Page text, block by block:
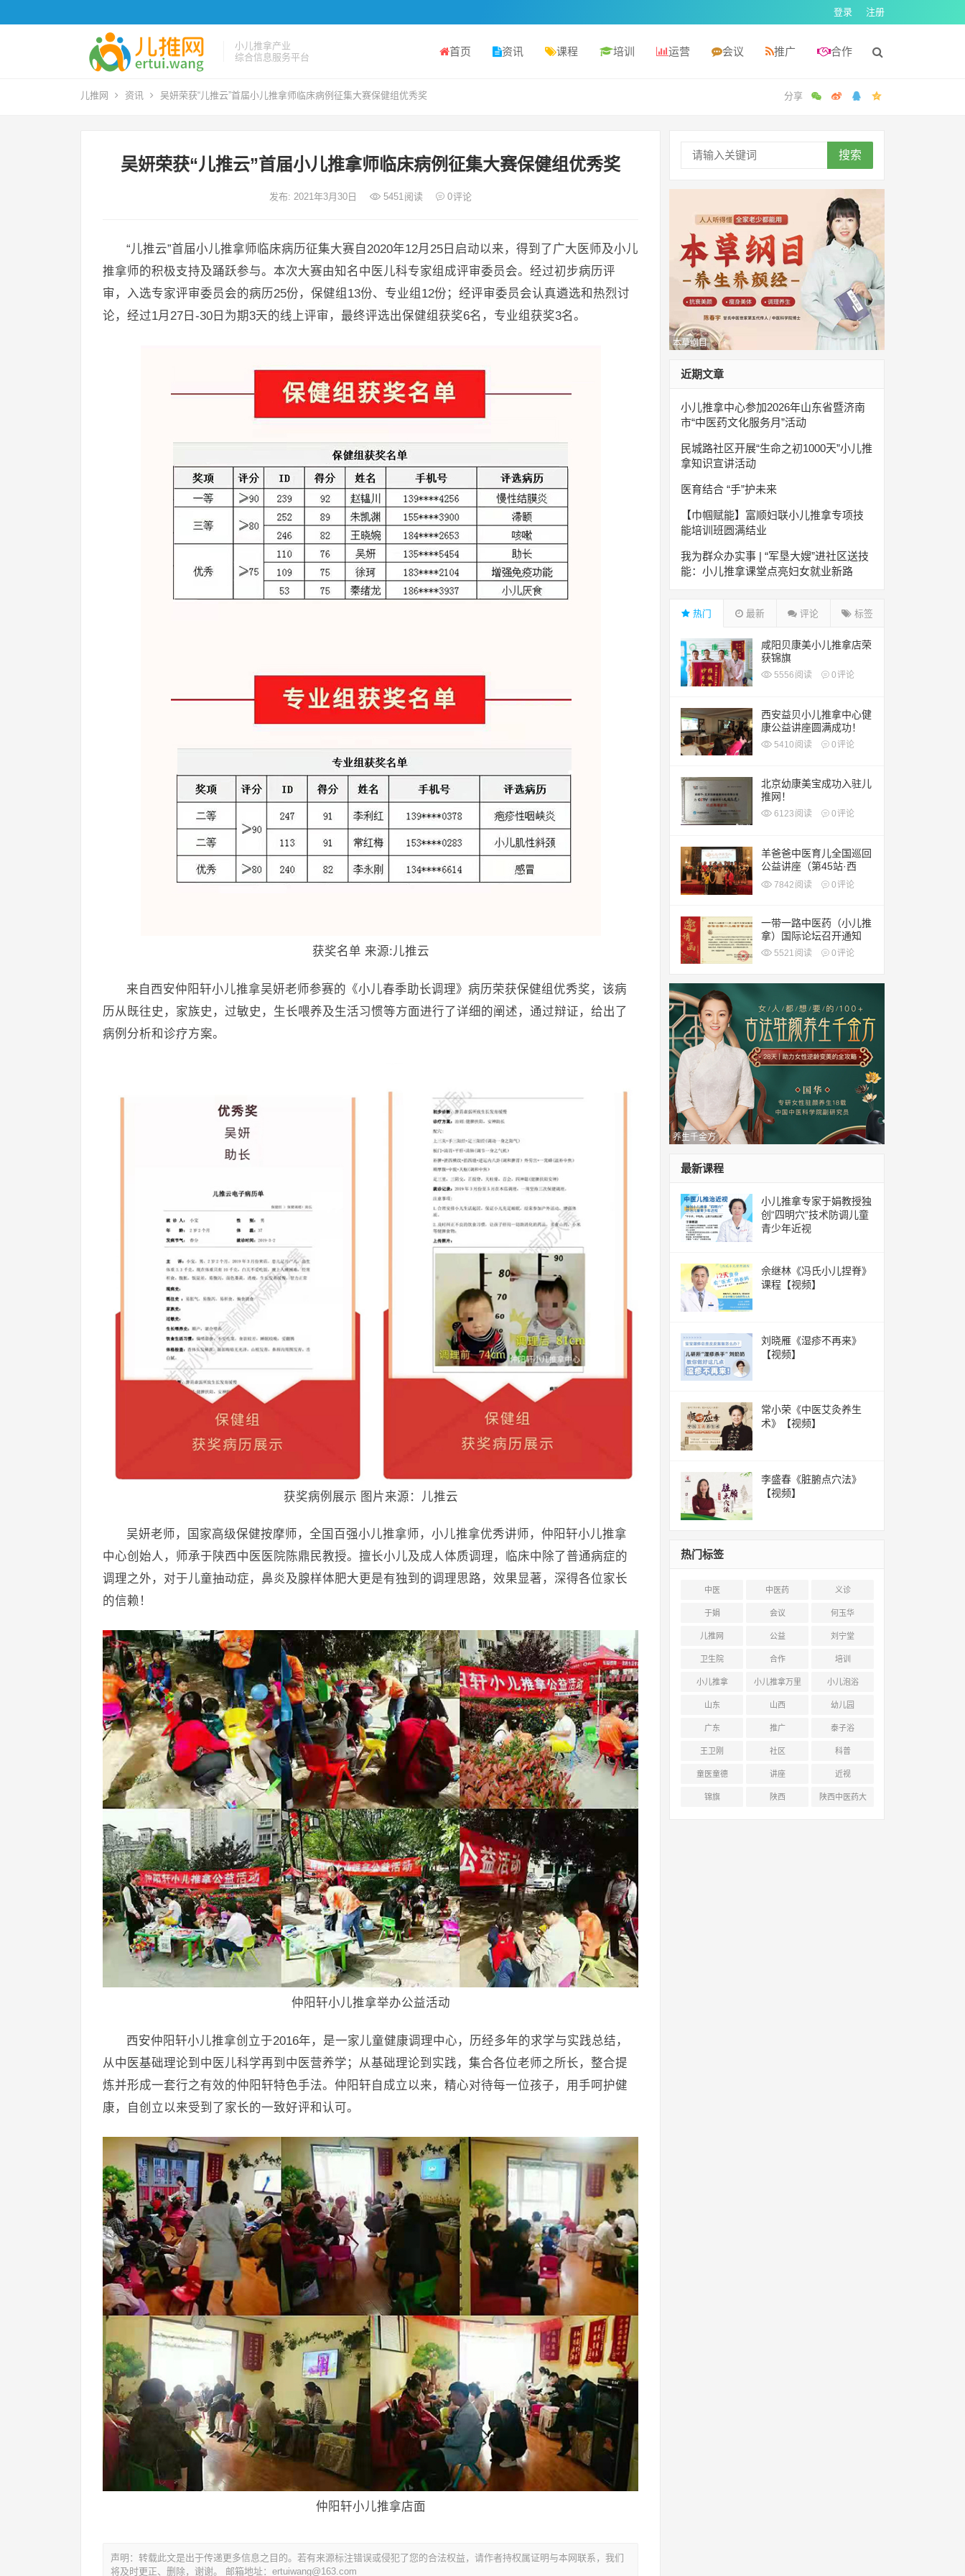
登录 注册
小儿推拿产业
综合信息服务平台
首页 资讯 课程 培训 运营 会议 推广 合作
儿推网 资讯 吴妍荣获“儿推云”首届小儿推拿师临床病例征集大赛保健组优秀奖
吴妍荣获“儿推云”首届小儿推拿师临床病例征集大赛保健组优秀奖
发布: 2021年3月30日 5451阅读 0评论
“儿推云”首届小儿推拿师临床病历征集大赛自2020年12月25日启动以来，得到了广大医师及小儿
推拿师的积极支持及踊跃参与。本次大赛由知名中医儿科专家组成评审委员会。经过初步病历评
审，入选专家评审委员会的病历25份，保健组13份、专业组12份；经评审委员会认真遴选和热烈讨
论，经过1月27日-30日为期3天的线上评审，最终评选出保健组获奖6名，专业组获奖3名。
获奖名单 来源:儿推云
来自西安仲阳轩小儿推拿吴妍老师参赛的《小儿春季助长调理》病历荣获保健组优秀奖，该病
历从既往史，家族史，过敏史，生长喂养及生活习惯等方面进行了详细的阐述，通过辩证，给出了
病例分析和诊疗方案。
获奖病例展示 图片来源：儿推云
吴妍老师，国家高级保健按摩师，全国百强小儿推拿师，小儿推拿优秀讲师，仲阳轩小儿推拿
中心创始人，师承于陕西中医医院陈鼎民教授。擅长小儿及成人体质调理，临床中除了普通病症的
调理之外，对于儿童抽动症，鼻炎及腺样体肥大更是有独到的调理思路，效果显著，深得各位家长
的信赖！
仲阳轩小儿推拿举办公益活动
西安仲阳轩小儿推拿创立于2016年，是一家儿童健康调理中心，历经多年的求学与实践总结，
从中医基础理论到中医儿科学再到中医营养学；从基础理论到实践，集合各位老师之所长，整合提
炼并形成一套行之有效的仲阳轩特色手法。仲阳轩自成立以来，精心对待每一位孩子，用手呵护健
康，自创立以来受到了家长的一致好评和认可。
仲阳轩小儿推拿店面
声明：转载此文是出于传递更多信息之目的。若有来源标注错误或侵犯了您的合法权益，请作者持权属证明与本网联系，我们
将及时更正、删除，谢谢。 邮箱地址：ertuiwang@163.com
搜索
本草纲目
近期文章
小儿推拿中心参加2026年山东省暨济南
市“中医药文化服务月”活动
民城路社区开展“生命之初1000天”小儿推
拿知识宣讲活动
医育结合 “手”护未来
【巾帼赋能】富顺妇联小儿推拿专项技
能培训班圆满结业
我为群众办实事 | “军垦大嫂”进社区送技
能：小儿推拿课堂点亮妇女就业新路
热门 最新 评论 标签
咸阳贝康美小儿推拿店荣
获锦旗
5556 阅读 0评论
西安益贝小儿推拿中心健
康公益讲座圆满成功！
5410 阅读 0评论
北京幼康美宝成功入驻儿
推网！
6123 阅读 0评论
羊爸爸中医育儿全国巡回
公益讲座（第45站·西
安）7842 阅读 0评论
一带一路中医药（小儿推
拿）国际论坛召开通知
5521 阅读 0评论
养生千金方
最新课程
小儿推拿专家于娟教授独
创“四明穴”技术防调儿童
青少年近视
佘继林《冯氏小儿捏脊》
课程【视频】
刘晓雁《湿疹不再来》
【视频】
常小荣《中医艾灸养生
术》【视频】
李盛春《脏腑点穴法》
【视频】
热门标签
中医 中医药 义诊
于娟 会议 何玉华
儿推网 公益 刘宁堂
卫生院 合作 培训
小儿推拿 小儿推拿万里
行
小儿泡浴
山东 山西 幼儿园
广东 推广 泰子浴
王卫刚 社区 科普
童医童德 讲座 近视
锦旗 陕西 陕西中医药大